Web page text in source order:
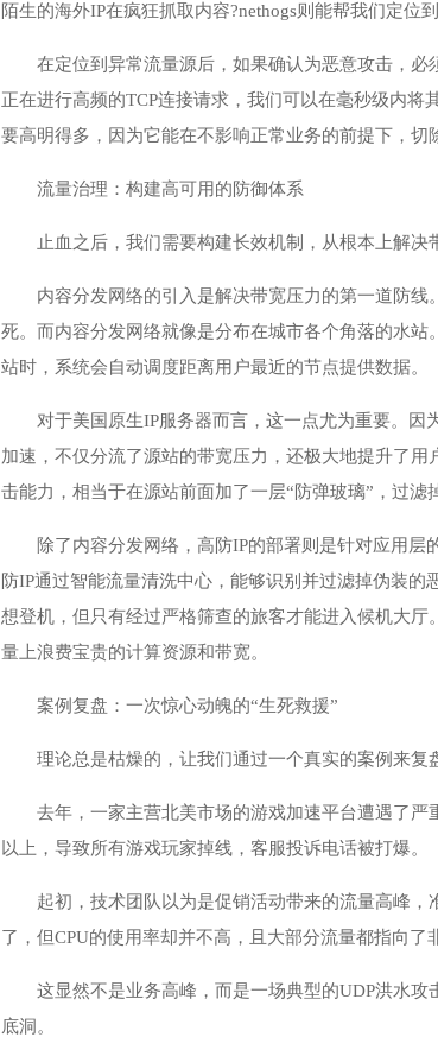
陌生的海外IP在疯狂抓取内容?nethogs则能帮我们定位
在定位到异常流量源后，如果确认为恶意攻击，
正在进行高频的TCP连接请求，我们可以在毫秒级内
要高明得多，因为它能在不影响正常业务的前提下，切
流量治理：构建高可用的防御体系
止血之后，我们需要构建长效机制，从根本上解
内容分发网络的引入是解决带宽压力的第一道防
死。而内容分发网络就像是分布在城市各个角落的水站
站时，系统会自动调度距离用户最近的节点提供数据。
对于美国原生IP服务器而言，这一点尤为重要。
加速，不仅分流了源站的带宽压力，还极大地提升了
击能力，相当于在源站前面加了一层“防弹玻璃”，过滤
除了内容分发网络，高防IP的部署则是针对应用
防IP通过智能流量清洗中心，能够识别并过滤掉伪装
想登机，但只有经过严格筛查的旅客才能进入候机大
量上浪费宝贵的计算资源和带宽。
案例复盘：一次惊心动魄的“生死救援”
理论总是枯燥的，让我们通过一个真实的案例来复
去年，一家主营北美市场的游戏加速平台遭遇了
以上，导致所有游戏玩家掉线，客服投诉电话被打爆。
起初，技术团队以为是促销活动带来的流量高峰
了，但CPU的使用率却并不高，且大部分流量都指向
这显然不是业务高峰，而是一场典型的UDP洪水
底洞。